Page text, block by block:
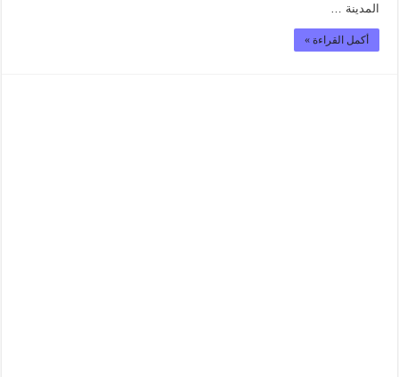
المدينة …
أكمل القراءة »